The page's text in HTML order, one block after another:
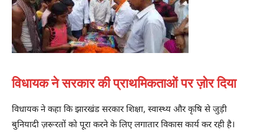
विधायक ने सरकार की प्राथमिकताओं पर ज़ोर दिया
विधायक ने कहा कि झारखंड सरकार शिक्षा, स्वास्थ्य और कृषि से जुड़ी
बुनियादी ज़रूरतों को पूरा करने के लिए लगातार विकास कार्य कर रही है।